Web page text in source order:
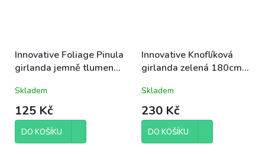
Innovative Foliage Pinula
girlanda jemně tlumená
listová dekorace
Skladem
125 Kč
DO KOŠÍKU
Innovative Knoflíková
girlanda zelená 180cm,
Skladem
230 Kč
DO KOŠÍKU